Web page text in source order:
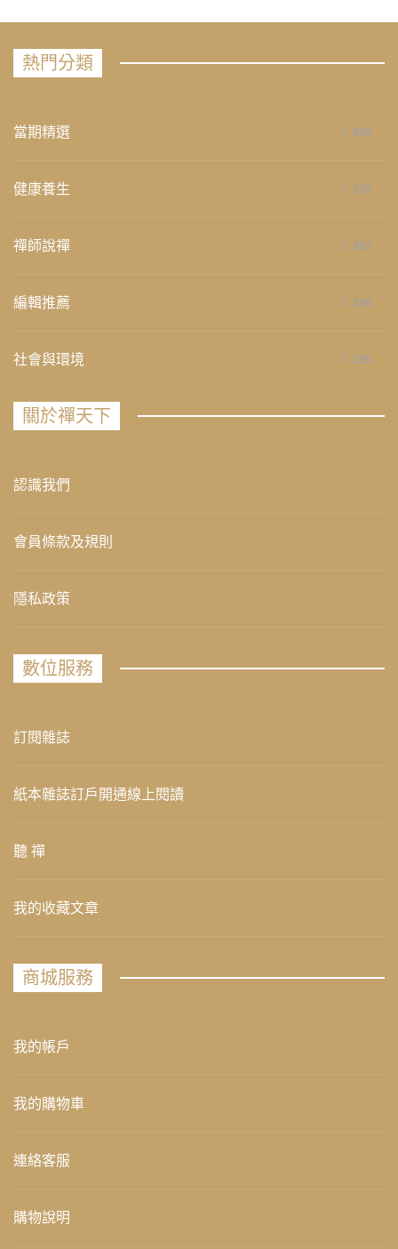
熱門分類
當期精選 658
健康養生 276
禪師說禪 267
編輯推薦 236
社會與環境 235
關於禪天下
認識我們
會員條款及規則
隱私政策
數位服務
訂閱雜誌
紙本雜誌訂戶開通線上閱讀
聽 禪
我的收藏文章
商城服務
我的帳戶
我的購物車
連絡客服
購物說明